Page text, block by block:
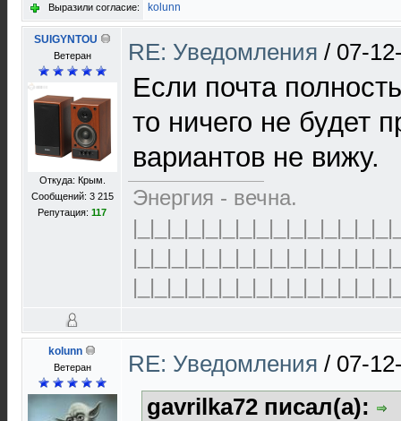
Выразили согласие: kolunn
SUIGYNTOU
Ветеран
Откуда: Крым.
Сообщений: 3 215
Репутация: 117
RE: Уведомления / 07-
Если почта
то ничего не будет
вариантов не вижу.
Энергия - вечна.
kolunn
Ветеран RE: Уведомления / 07-
gavrilka72 писал(а):